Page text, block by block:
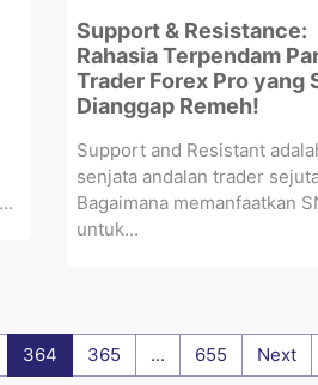
Support & Resistance:
Rahasia Terpendam
Trader Forex Pro yang
Dianggap Remeh!
Support and Resistant
senjata andalan trader
Bagaimana memanfaatkan
untuk...
364 365 ... 655 Next